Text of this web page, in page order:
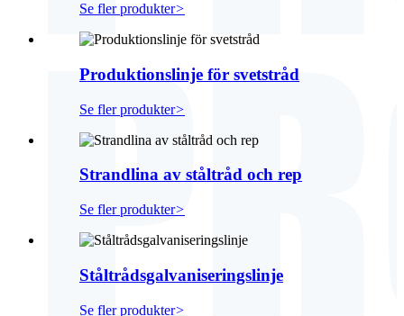
Se fler produkter>
Produktionslinje för svetstråd
Se fler produkter>
Strandlina av ståltråd och rep
Se fler produkter>
Ståltrådsgalvaniseringslinje
Se fler produkter>